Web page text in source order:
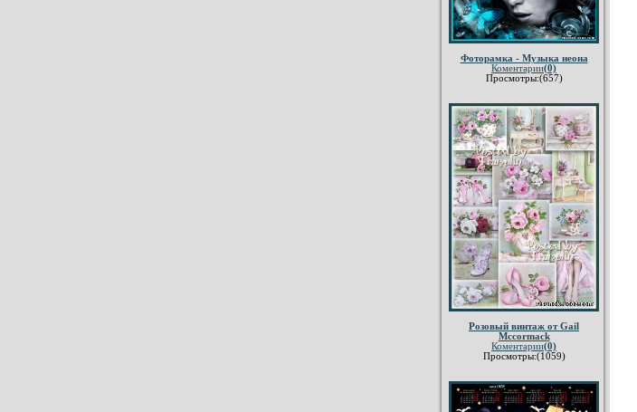
Фоторамка - Музыка неона
Коментарии(0)
Просмотры:(657)
Розовый винтаж от Gail
Mccormack
Коментарии(0)
Просмотры:(1059)